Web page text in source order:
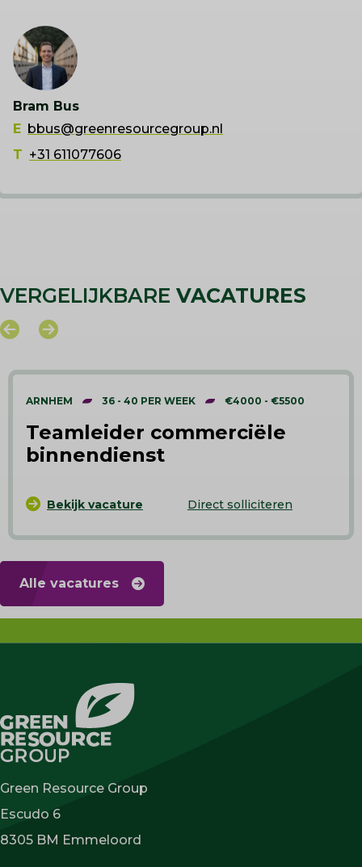
Bram Bus
E bbus@greenresourcegroup.nl
T +31 611077606
VERGELIJKBARE VACATURES
ARNHEM 36 - 40 PER WEEK €4000 - €5500
Teamleider commerciële
binnendienst
Bekijk vacature Direct solliciteren
Alle vacatures
Green Resource Group
Escudo 6
8305 BM Emmeloord